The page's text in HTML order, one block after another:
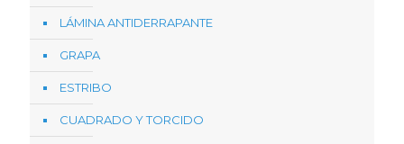
LÁMINA ANTIDERRAPANTE
GRAPA
ESTRIBO
CUADRADO Y TORCIDO